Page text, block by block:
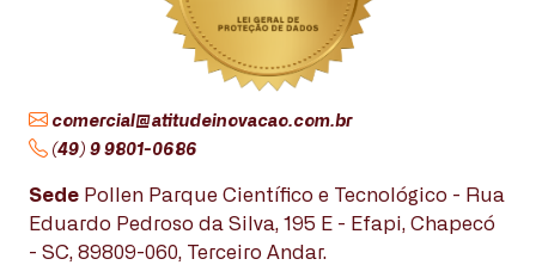
comercial@atitudeinovacao.com.br
(49) 9 9801-0686
Sede Pollen Parque Científico e Tecnológico - Rua
Eduardo Pedroso da Silva, 195 E - Efapi, Chapecó
- SC, 89809-060, Terceiro Andar.